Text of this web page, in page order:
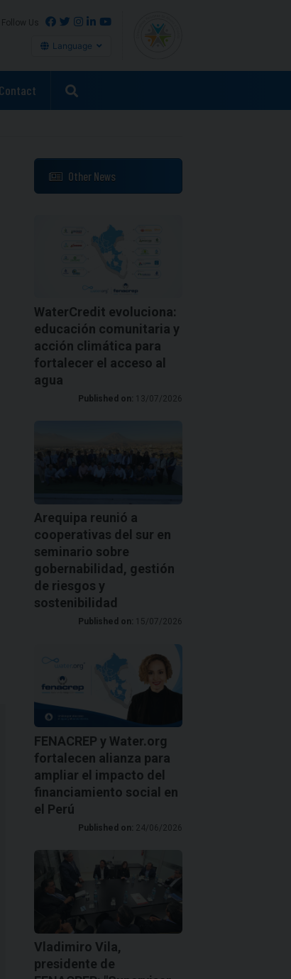
Follow Us
Language
Contact
Other News
WaterCredit evoluciona:
educación comunitaria y
acción climática para
fortalecer el acceso al
agua
Published on: 13/07/2026
Arequipa reunió a
cooperativas del sur en
seminario sobre
gobernabilidad, gestión
de riesgos y
sostenibilidad
Published on: 15/07/2026
FENACREP y Water.org
fortalecen alianza para
ampliar el impacto del
financiamiento social en
el Perú
Published on: 24/06/2026
Vladimiro Vila,
presidente de